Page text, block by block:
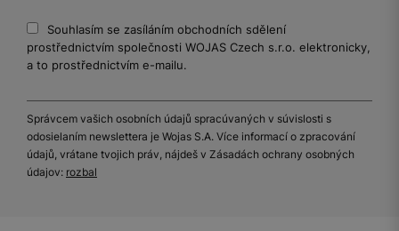
Souhlasím se zasíláním obchodních sdělení
prostřednictvím společnosti WOJAS Czech s.r.o. elektronicky,
a to prostřednictvím e-mailu.
Správcem vašich osobních údajů spracúvaných v súvislosti s
odosielaním newslettera je Wojas S.A. Více informací o zpracování
údajů, vrátane tvojich práv, nájdeš v Zásadách ochrany osobných
údajov: rozbal